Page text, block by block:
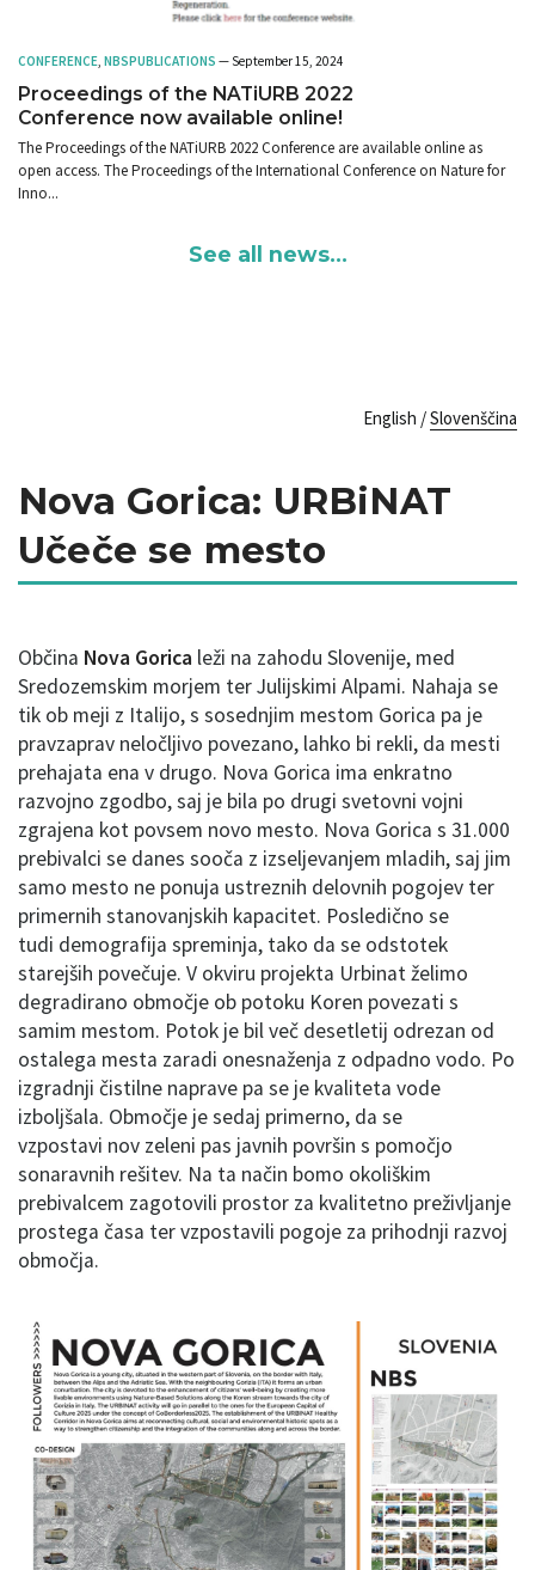
CONFERENCE, NBSPUBLICATIONS — September 15, 2024
Proceedings of the NATiURB 2022
Conference now available online!
The Proceedings of the NATiURB 2022 Conference are available online as
open access. The Proceedings of the International Conference on Nature for
Inno...
See all news...
English /Slovenščina
Nova Gorica: URBiNAT
Učeče se mesto
Občina Nova Gorica leži na zahodu Slovenije, med
Sredozemskim morjem ter Julijskimi Alpami. Nahaja se
tik ob meji z Italijo, s sosednjim mestom Gorica pa je
pravzaprav neločljivo povezano, lahko bi rekli, da mesti
prehajata ena v drugo. Nova Gorica ima enkratno
razvojno zgodbo, saj je bila po drugi svetovni vojni
zgrajena kot povsem novo mesto. Nova Gorica s 31.000
prebivalci se danes sooča z izseljevanjem mladih, saj jim
samo mesto ne ponuja ustreznih delovnih pogojev ter
primernih stanovanjskih kapacitet. Posledično se
tudi demografija spreminja, tako da se odstotek
starejših povečuje. V okviru projekta Urbinat želimo
degradirano območje ob potoku Koren povezati s
samim mestom. Potok je bil več desetletij odrezan od
ostalega mesta zaradi onesnaženja z odpadno vodo. Po
izgradnji čistilne naprave pa se je kvaliteta vode
izboljšala. Območje je sedaj primerno, da se
vzpostavi nov zeleni pas javnih površin s pomočjo
sonaravnih rešitev. Na ta način bomo okoliškim
prebivalcem zagotovili prostor za kvalitetno preživljanje
prostega časa ter vzpostavili pogoje za prihodnji razvoj
območja.